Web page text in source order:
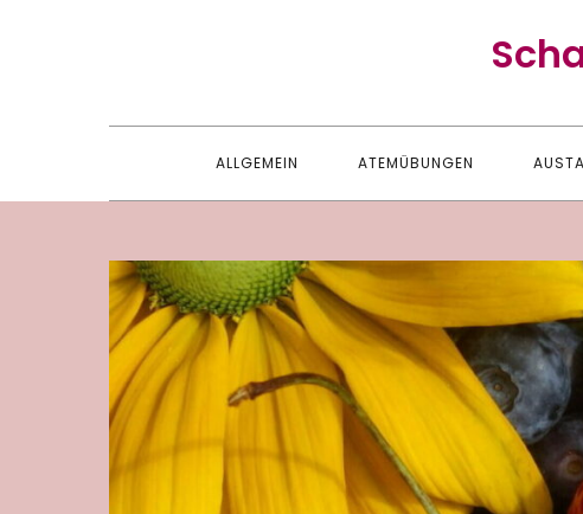
ALLGEMEIN ATEMÜBUNGEN